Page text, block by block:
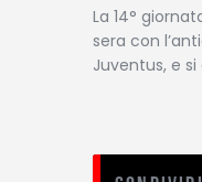
La 14°
sera con
Juventus, e